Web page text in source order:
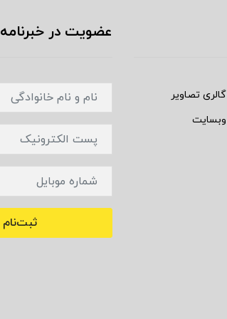
گالری تصاویر
وبسایت
عضویت در خبرنامه
ثبت‌نام